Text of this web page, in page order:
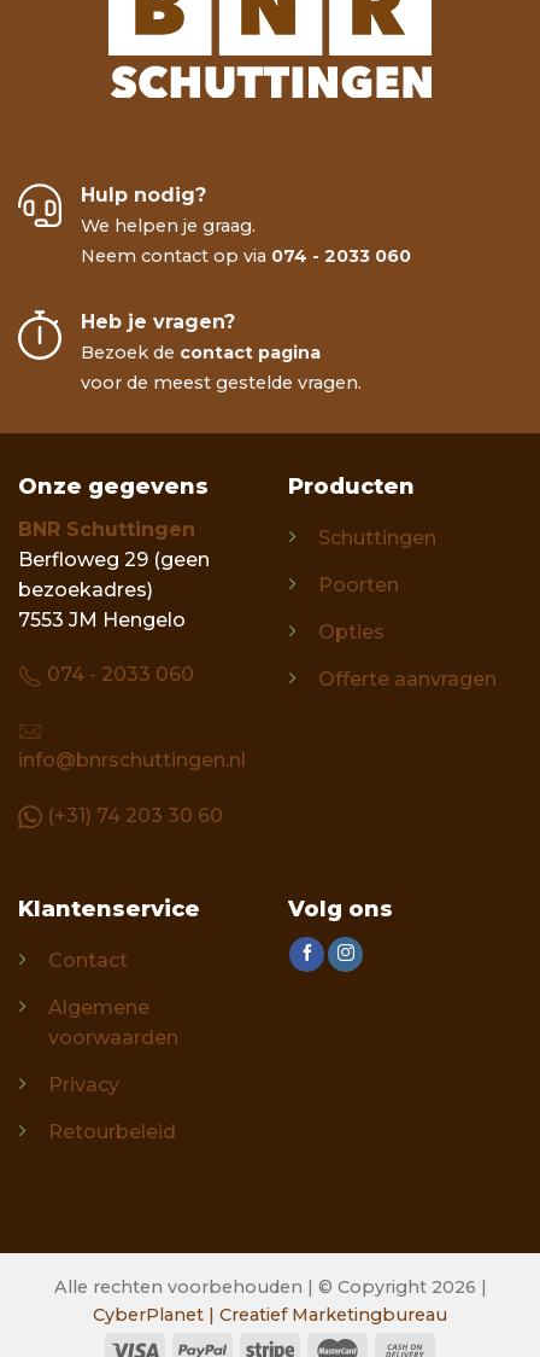
Hulp nodig?
We helpen je graag.
Neem contact op via 074 - 2033 060
Heb je vragen?
Bezoek de contact pagina
voor de meest gestelde vragen.
Onze gegevens
BNR Schuttingen
Berfloweg 29 (geen
bezoekadres)
7553 JM Hengelo
074 - 2033 060
info@bnrschuttingen.nl
(+31) 74 203 30 60
Producten
Schuttingen
Poorten
Opties
Offerte aanvragen
Klantenservice
Contact
Algemene
voorwaarden
Privacy
Retourbeleid
Volg ons
Alle rechten voorbehouden | © Copyright 2026 |
CyberPlanet | Creatief Marketingbureau